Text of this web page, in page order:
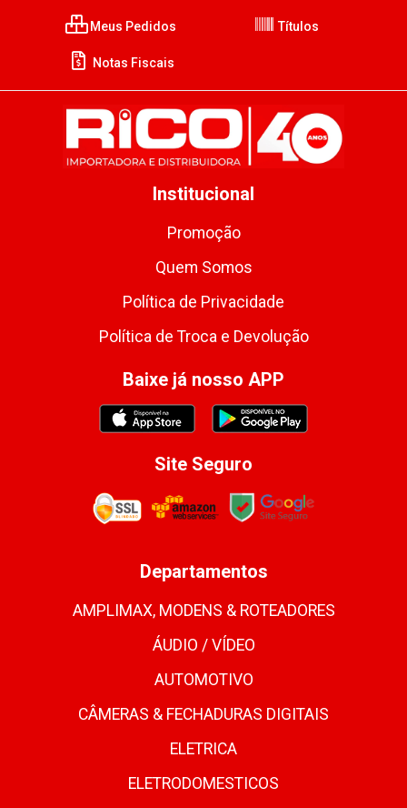
Meus Pedidos Títulos
Notas Fiscais
Institucional
Promoção
Quem Somos
Política de Privacidade
Política de Troca e Devolução
Baixe já nosso APP
Site Seguro
Departamentos
AMPLIMAX, MODENS & ROTEADORES
ÁUDIO / VÍDEO
AUTOMOTIVO
CÂMERAS & FECHADURAS DIGITAIS
ELETRICA
ELETRODOMESTICOS